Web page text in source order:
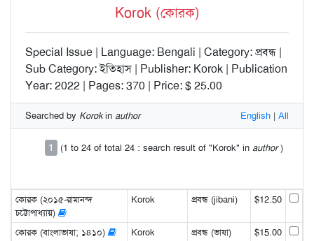
Korok (কোরক)
Special Issue | Language: Bengali | Category: প্রবন্ধ |
Sub Category: ইতিহাস | Publisher: Korok | Publication
Year: 2022 | Pages: 370 | Price: $ 25.00
Searched by Korokin author English | All
1 (1 to 24 of total 24 : search result of "Korok" in author)
কোরক (২০১৫-রামানন্দ
চট্টোপাধ্যায়)
Korok প্রবন্ধ (jibani) $12.50
কোরক (বাংলাভাষা; ১৪১০) Korok প্রবন্ধ (ভাষা)
$15.00